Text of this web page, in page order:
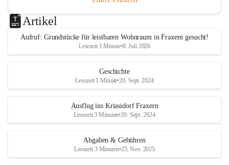
Artikel
Aufruf: Grundstücke für leistbaren Wohnraum in Fraxern gesucht!
Lesezeit 1 Minute•8. Juli 2026
Geschichte
Lesezeit 1 Minute•20. Sept. 2024
Ausflug ins Kriasidorf Fraxern
Lesezeit 3 Minuten•20. Sept. 2024
Abgaben & Gebühren
Lesezeit 3 Minuten•25. Nov. 2025